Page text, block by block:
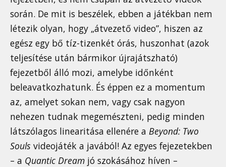
során. De mit is beszélek, ebben a játékban nem
létezik olyan, hogy „átvezető video”, hiszen az
egész egy bő tíz-tizenkét órás, huszonhat (azok
teljesítése után bármikor újrajátszható)
fejezetből álló mozi, amelybe időnként
beleavatkozhatunk. És éppen ez a momentum
az, amelyet sokan nem, vagy csak nagyon
nehezen tudnak megemészteni, pedig minden
látszólagos linearitása ellenére a Beyond: Two
Souls videojáték a javából! Az egyes fejezetekben
– a Quantic Dream jó szokásához híven –